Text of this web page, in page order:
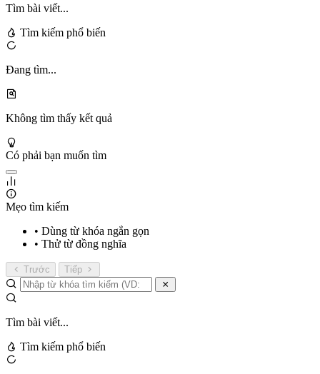
Tìm bài viết...
Tìm kiếm phổ biến
Đang tìm...
Không tìm thấy kết quả
Có phải bạn muốn tìm
Mẹo tìm kiếm
• Dùng từ khóa ngắn gọn
• Thử từ đồng nghĩa
Trước Tiếp
Tìm bài viết...
Tìm kiếm phổ biến